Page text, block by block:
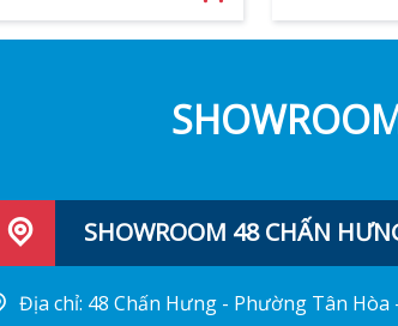
SHOWROOM 48 CHẤN
Địa chỉ: 48 Chấn Hưng - Phường Tân Hòa